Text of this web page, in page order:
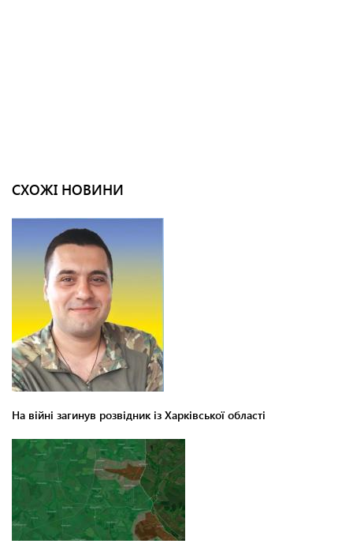
СХОЖІ НОВИНИ
На війні загинув розвідник із Харківської області